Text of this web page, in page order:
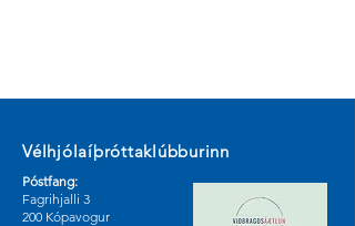
Vélhjólaíþróttaklúbburinn
Póstfang:
Fagrihjalli 3
200 Kópavogur